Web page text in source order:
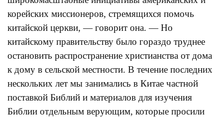
корейских миссионеров, стремящихся помочь
китайской церкви, — говорит она. — Но
китайскому правительству было гораздо труднее
остановить распространение христианства от дома
к дому в сельской местности. В течение последних
нескольких лет мы занимались в Китае частной
поставкой Библий и материалов для изучения
Библии отдельным верующим, которые просили